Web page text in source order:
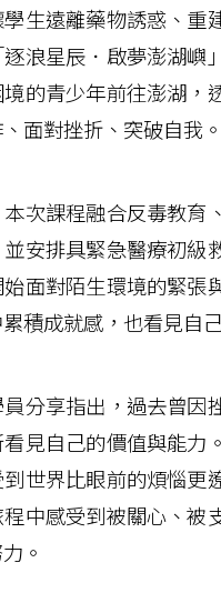
生遠離藥物誘惑、重
浪星辰．啟夢澎湖
的青少年前往澎湖，
面對挫折、突破自我。
次課程融合反毒教育
安排具緊急醫療初級
面對陌生環境的緊張
積成就感，也看見自
分享指出，過去曾因
見自己的價值與能力
世界比眼前的煩惱更
中感受到被關心、被
。